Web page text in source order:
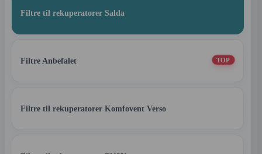
Filtre til rekuperatorer Salda
Filtre Anbefalet TOP
Filtre til rekuperatorer Komfovent Verso